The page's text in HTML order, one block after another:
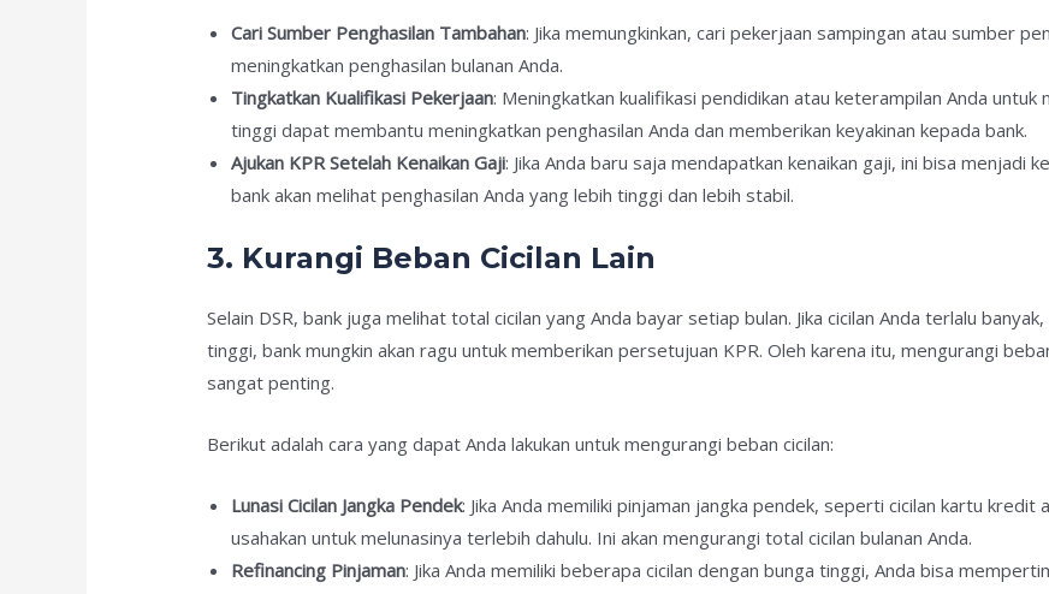
Cari Sumber Penghasilan Tambahan: Jika memungkinkan, cari pekerjaan sampingan atau sumber
meningkatkan penghasilan bulanan Anda.
Tingkatkan Kualifikasi Pekerjaan: Meningkatkan kualifikasi pendidikan atau keterampilan Anda
tinggi dapat membantu meningkatkan penghasilan Anda dan memberikan keyakinan kepada bank.
Ajukan KPR Setelah Kenaikan Gaji: Jika Anda baru saja mendapatkan kenaikan gaji, ini bisa menjadi
bank akan melihat penghasilan Anda yang lebih tinggi dan lebih stabil.
3. Kurangi Beban Cicilan Lain
Selain DSR, bank juga melihat total cicilan yang Anda bayar setiap bulan. Jika cicilan Anda terlalu
tinggi, bank mungkin akan ragu untuk memberikan persetujuan KPR. Oleh karena itu, mengurangi
sangat penting.
Berikut adalah cara yang dapat Anda lakukan untuk mengurangi beban cicilan:
Lunasi Cicilan Jangka Pendek: Jika Anda memiliki pinjaman jangka pendek, seperti cicilan kartu
usahakan untuk melunasinya terlebih dahulu. Ini akan mengurangi total cicilan bulanan Anda.
Refinancing Pinjaman: Jika Anda memiliki beberapa cicilan dengan bunga tinggi, Anda bisa